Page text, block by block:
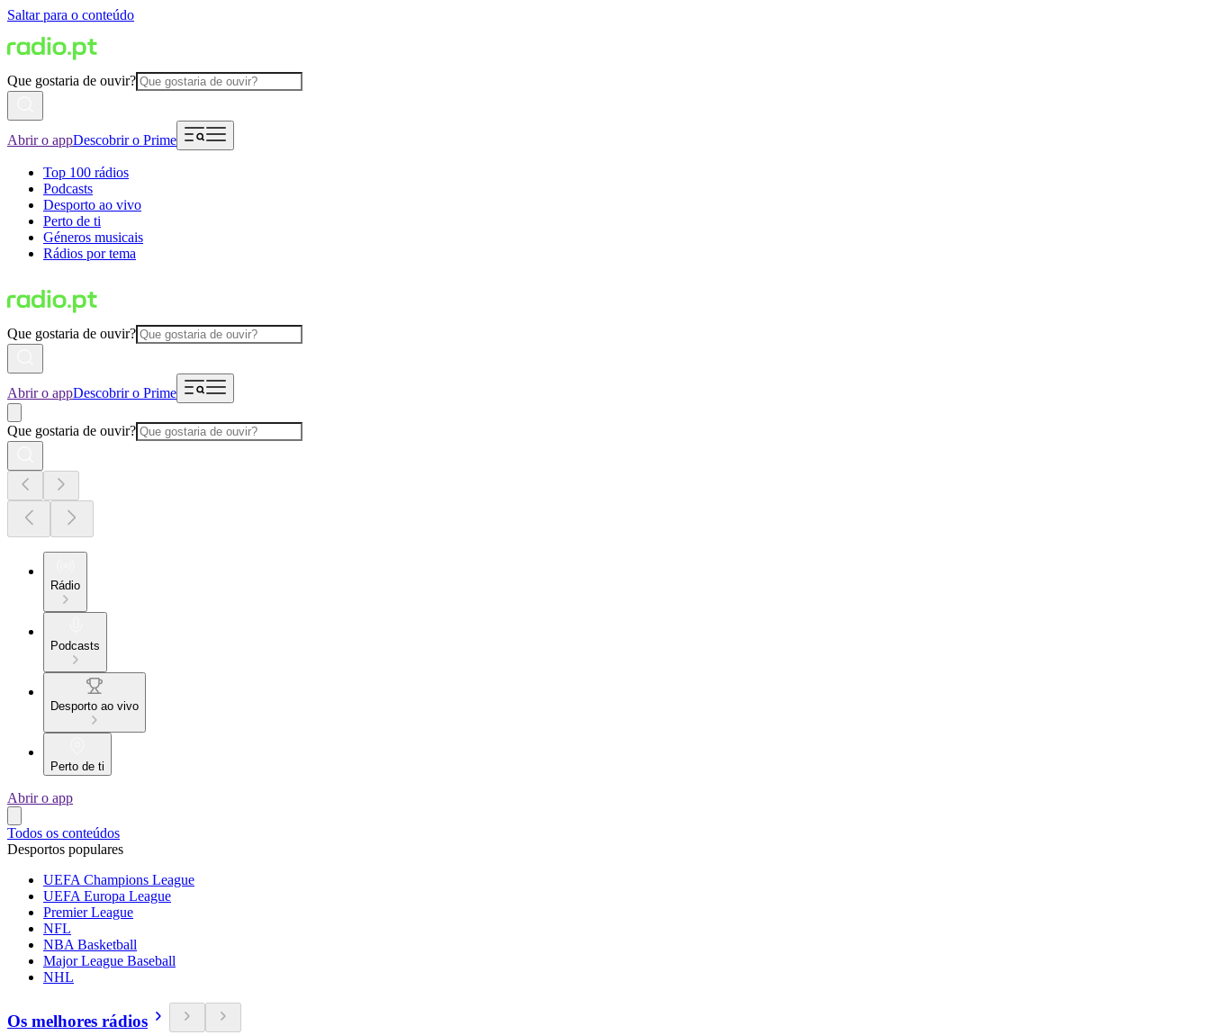
Saltar para o conteúdo
Que gostaria de ouvir?
Abrir o appDescobrir o Prime
Top 100 rádios
Podcasts
Desporto ao vivo
Perto de ti
Géneros musicais
Rádios por tema
Que gostaria de ouvir?
Abrir o appDescobrir o Prime
Que gostaria de ouvir?
Rádio
Podcasts
Desporto ao vivo
Perto de ti
Abrir o app
Todos os conteúdos
Desportos populares
UEFA Champions League
UEFA Europa League
Premier League
NFL
NBA Basketball
Major League Baseball
NHL
Os melhores rádios